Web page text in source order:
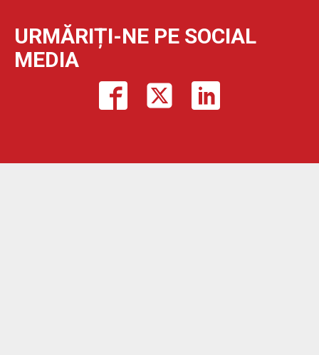
URMĂRIȚI-NE PE SOCIAL
MEDIA